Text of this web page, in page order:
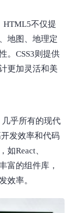
HTML5不仅提
地图、地理定
。CSS3则提供
更加灵活和美
几乎所有的现代
发效率和代码
如React、
富的组件库，
效率。